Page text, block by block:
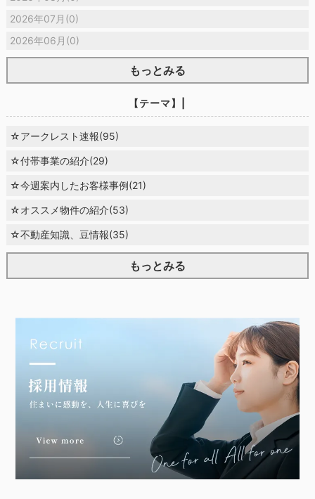
2026年07月(0)
2026年06月(0)
もっとみる
【テーマ】|
☆アークレスト速報(95)
☆付帯事業の紹介(29)
☆今週案内したお客様事例(21)
☆オススメ物件の紹介(53)
☆不動産知識、豆情報(35)
もっとみる